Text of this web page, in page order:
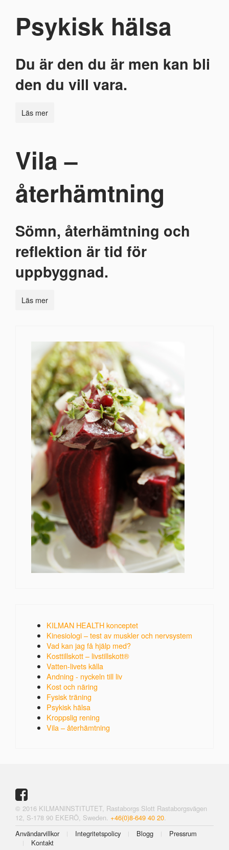
Psykisk hälsa
Du är den du är men kan bli
den du vill vara.
Läs mer
Vila –
återhämtning
Sömn, återhämtning och
reflektion är tid för
uppbyggnad.
Läs mer
KILMAN HEALTH konceptet
Kinesiologi – test av muskler och nervsystem
Vad kan jag få hjälp med?
Kosttillskott – livstillskott®
Vatten-livets källa
Andning - nyckeln till liv
Kost och näring
Fysisk träning
Psykisk hälsa
Kroppslig rening
Vila – återhämtning
© 2016 KILMANINSTITUTET, Rastaborgs Slott Rastaborgsvägen
12, S-178 90 EKERÖ, Sweden. +46(0)8-649 40 20.
Användarvillkor
Integritetspolicy Blogg
Pressrum
Kontakt